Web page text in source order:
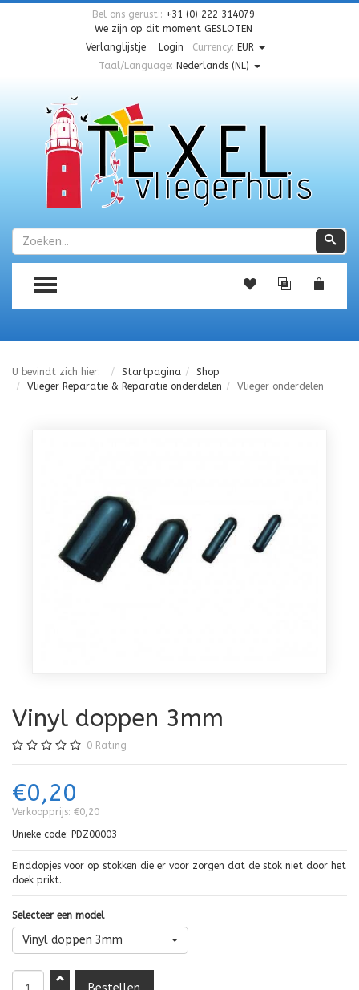
Bel ons gerust:: +31 (0) 222 314079
We zijn op dit moment GESLOTEN
Verlanglijstje
Login Currency: EUR
Taal/Language: Nederlands (NL)
Zoeken
TOGGLE MENU
U bevindt zich hier: Startpagina
Shop
Vlieger Reparatie & Reparatie onderdelen
Vlieger onderdelen
Vinyl doppen 3mm
0 Rating
€0,20
Verkoopprijs: €0,20
Unieke code: PDZ00003
Einddopjes voor op stokken die er voor zorgen dat de stok niet door het
doek prikt.
Selecteer een model
Vinyl doppen 3mm